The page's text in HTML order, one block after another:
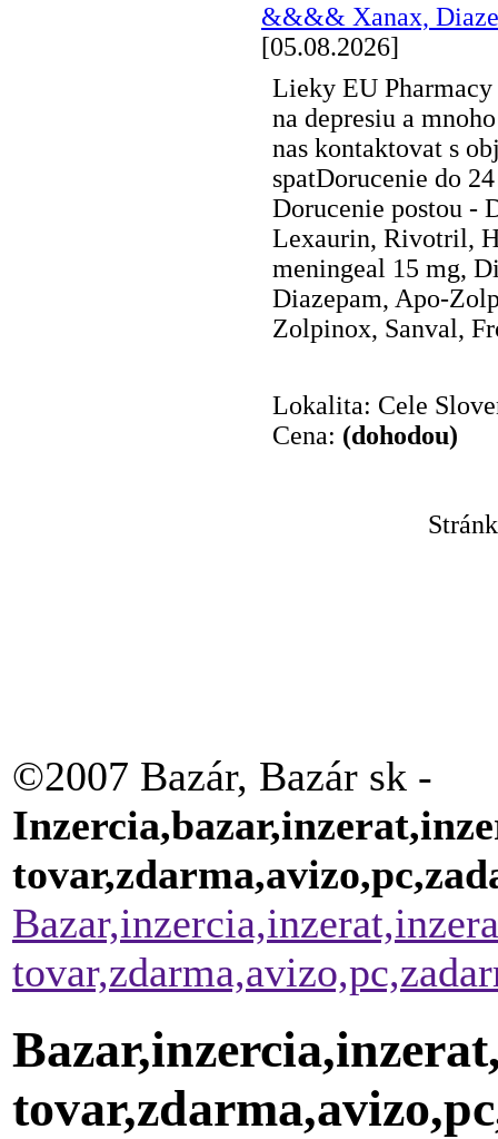
&&&& Xanax,
[05.08.2026]
Lieky EU
na depresiu a
nas kontaktovat s
spatDorucenie do
Dorucenie postou -
Lexaurin, Rivotril,
meningeal 15 mg,
Diazepam, Apo-
Zolpinox, Sanval,
Lokalita: Cele
Cena: (dohodou)
©2007 Bazár, Bazár sk -